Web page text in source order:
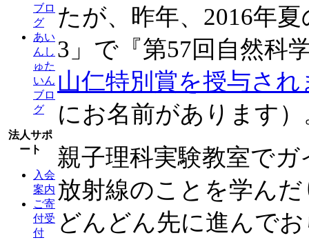
ブロ
グ
あい
んし
ゅた
いん
ブロ
グ
法人サポ
ート
入会
案内
ご寄
付受
付
たが、昨年、2016年
3」で『第57回自然科
山仁特別賞を授与され
にお名前があります）
親子理科実験教室で
放射線のことを学ん
どんどん先に進んで